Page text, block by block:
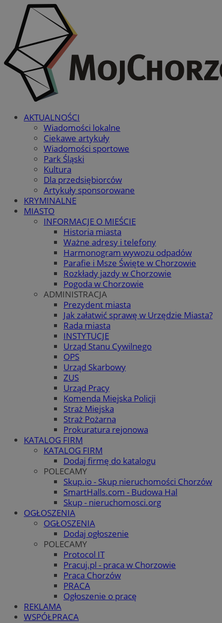
AKTUALNOŚCI
Wiadomości lokalne
Ciekawe artykuły
Wiadomości sportowe
Park Śląski
Kultura
Dla przedsiębiorców
Artykuły sponsorowane
KRYMINALNE
MIASTO
INFORMACJE O MIEŚCIE
Historia miasta
Ważne adresy i telefony
Harmonogram wywozu odpadów
Parafie i Msze Święte w Chorzowie
Rozkłady jazdy w Chorzowie
Pogoda w Chorzowie
ADMINISTRACJA
Prezydent miasta
Jak załatwić sprawę w Urzędzie Miasta?
Rada miasta
INSTYTUCJE
Urząd Stanu Cywilnego
OPS
Urząd Skarbowy
ZUS
Urząd Pracy
Komenda Miejska Policji
Straż Miejska
Straż Pożarna
Prokuratura rejonowa
KATALOG FIRM
KATALOG FIRM
Dodaj firmę do katalogu
POLECAMY
Skup.io - Skup nieruchomości Chorzów
SmartHalls.com - Budowa Hal
Skup - nieruchomosci.org
OGŁOSZENIA
OGŁOSZENIA
Dodaj ogłoszenie
POLECAMY
Protocol IT
Pracuj.pl - praca w Chorzowie
Praca Chorzów
PRACA
Ogłoszenie o pracę
REKLAMA
WSPÓŁPRACA